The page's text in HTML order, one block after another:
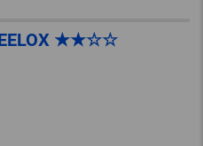
★★☆☆